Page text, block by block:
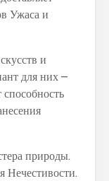
Ужаса и
и
для них –
природы.
Нечестивости.